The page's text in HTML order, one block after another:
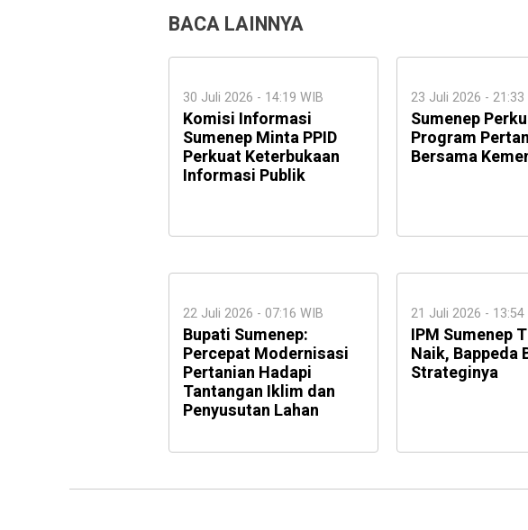
BACA LAINNYA
30 Juli 2026 - 14:19 WIB
Komisi Informasi
Sumenep Minta PPID
Perkuat Keterbukaan
Informasi Publik
23 Juli 2026 - 21:33
Sumenep
Program
Bersama
22 Juli 2026 - 07:16 WIB
Bupati Sumenep:
Percepat Modernisasi
Pertanian Hadapi
Tantangan Iklim dan
Penyusutan Lahan
21 Juli 2026 - 13:54
IPM Sumenep
Naik, Bappeda
Strateginya